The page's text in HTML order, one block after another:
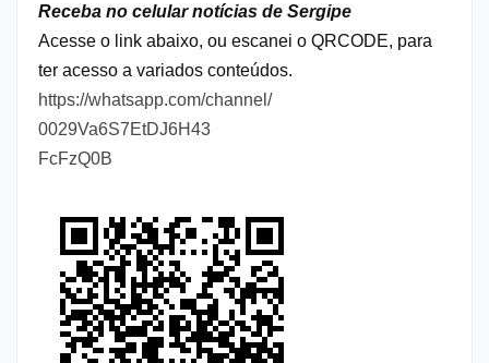
Receba no celular notícias de Sergipe
Acesse o link abaixo, ou escanei o QRCODE, para
ter acesso a variados conteúdos.
https://whatsapp.com/channel/
0029Va6S7EtDJ6H43
FcFzQ0B